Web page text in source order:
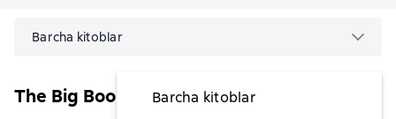
Barcha kitoblar
Barcha kitoblar
The Big Book